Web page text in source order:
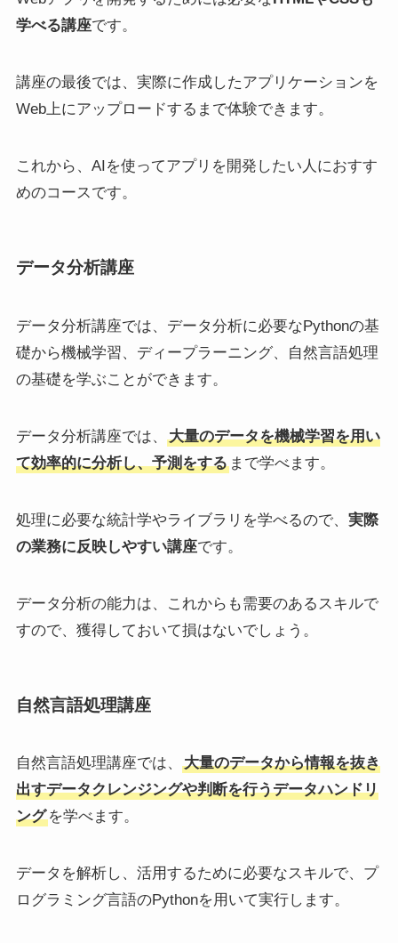
学べる講座です。
講座の最後では、実際に作成したアプリケーションを
Web上にアップロードするまで体験できます。
これから、AIを使ってアプリを開発したい人におすす
めのコースです。
データ分析講座
データ分析講座では、データ分析に必要なPythonの基
礎から機械学習、ディープラーニング、自然言語処理
の基礎を学ぶことができます。
データ分析講座では、
大量のデータを機械学習を用い
て効率的に分析し、予測をするまで学べます。
処理に必要な統計学やライブラリを学べるので、 実際
の業務に反映しやすい講座です。
データ分析の能力は、これからも需要のあるスキルで
すので、獲得しておいて損はないでしょう。
自然言語処理講座
自然言語処理講座では、
大量のデータから情報を抜き
出すデータクレンジングや判断を行うデータハンドリ
ングを学べます。
データを解析し、活用するために必要なスキルで、プ
ログラミング言語のPythonを用いて実行します。